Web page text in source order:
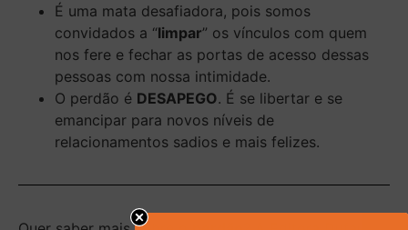
É uma mata desafiadora, pois somos
convidados a “limpar” os vínculos com quem
nos fere e fechar as portas de acesso dessas
pessoas com nossa intimidade.
O perdão é DESAPEGO. É se libertar e se
emancipar para novos níveis de
relacionamentos sadios e mais felizes.